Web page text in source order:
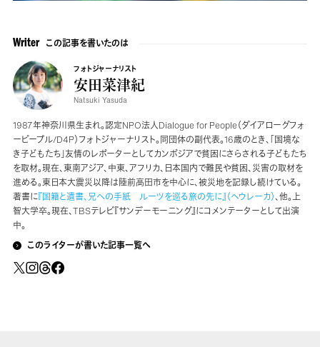
Writer この記事を書いたのは
フォトジャーナリスト
安田菜津紀
Natsuki Yasuda
1987年神奈川県生まれ。認定NPO法人Dialogue for People（ダイアローグフォ
ーピープル/D4P）フォトジャーナリスト。同団体の副代表。16歳のとき、「国境な
き子どもたち」友情のレポーターとしてカンボジアで貧困にさらされる子どもたち
を取材。現在、東南アジア、中東、アフリカ、日本国内で難民や貧困、災害の取材を
進める。東日本大震災以降は陸前高田市を中心に、被災地を記録し続けている。
著書に『国籍と遺書、兄への手紙 ルーツを巡る旅の先に』（ヘウレーカ）、他。上
智大学卒。現在、TBSテレビ『サンデーモーニング』にコメンテーターとして出演
中。
このライターが書いた記事一覧へ